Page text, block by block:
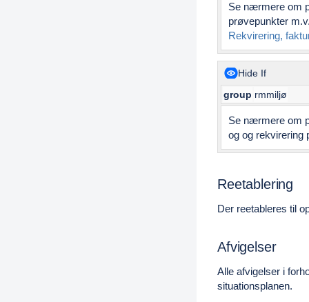
Se nærmere om
prøvepunkter
Rekvirering,
Hide If
group rmmiljø
Se nærmere om
og og rekvirering
Reetablering
Der reetableres til
Afvigelser
Alle afvigelser i
situationsplanen.